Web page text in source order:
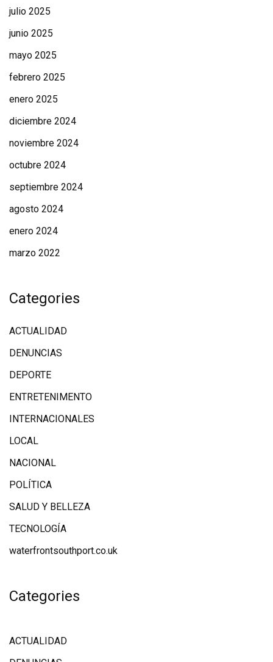
julio 2025
junio 2025
mayo 2025
febrero 2025
enero 2025
diciembre 2024
noviembre 2024
octubre 2024
septiembre 2024
agosto 2024
enero 2024
marzo 2022
Categories
ACTUALIDAD
DENUNCIAS
DEPORTE
ENTRETENIMENTO
INTERNACIONALES
LOCAL
NACIONAL
POLÍTICA
SALUD Y BELLEZA
TECNOLOGÍA
waterfrontsouthport.co.uk
Categories
ACTUALIDAD